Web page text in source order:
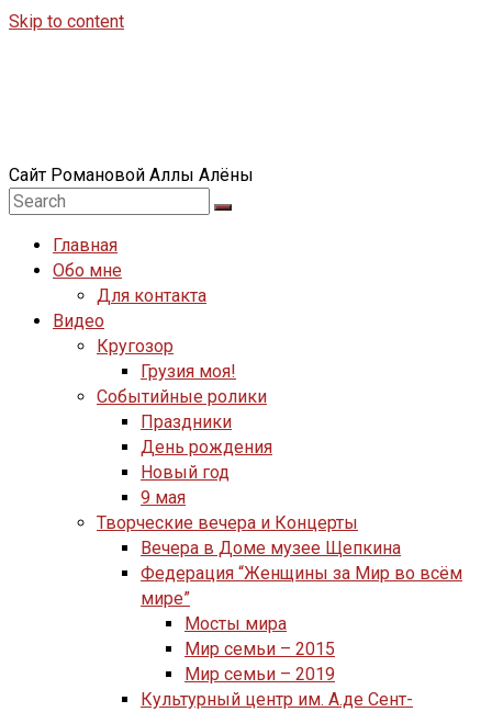
Skip to content
Сайт Романовой Аллы Алёны
Главная
Обо мне
Для контакта
Видео
Кругозор
Грузия моя!
Событийные ролики
Праздники
День рождения
Новый год
9 мая
Творческие вечера и Концерты
Вечера в Доме музее Щепкина
Федерация “Женщины за Мир во всём
мире”
Мосты мира
Мир семьи – 2015
Мир семьи – 2019
Культурный центр им. А.де Сент-